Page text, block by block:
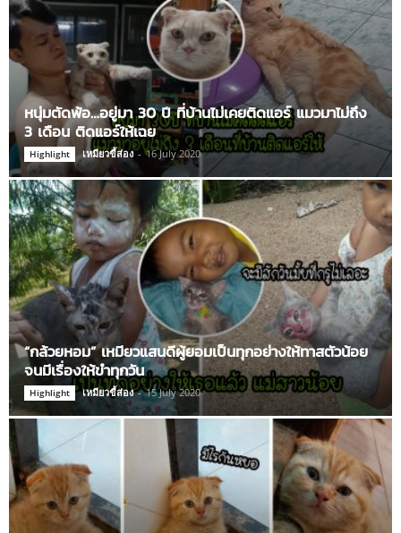
หนุ่มตัดพ้อ…อยู่มา 30 ปี ที่บ้านไม่เคยติดแอร์ แมวมาไม่ถึง
3 เดือน ติดแอร์ให้เฉย
Highlight เหมียวขี้ส่อง - 16 July 2020
“กล้วยหอม” เหมียวแสนดีผู้ยอมเป็นทุกอย่างให้ทาสตัวน้อย
จนมีเรื่องให้ขำทุกวัน
Highlight เหมียวขี้ส่อง - 15 July 2020